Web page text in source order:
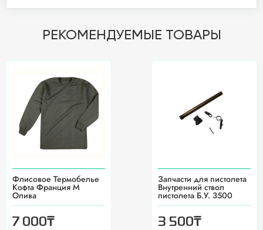
РЕКОМЕНДУЕМЫЕ ТОВАРЫ
Флисовое Термобелье
Кофта Франция M
Олива
7 000₸
Запчасти для пистолета
Внутренний ствол
пистолета Б.У. 3500
3 500₸